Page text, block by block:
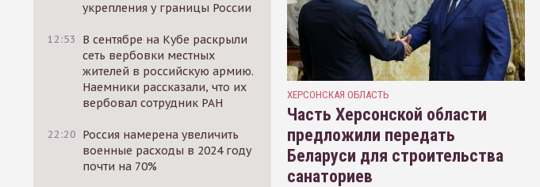
укрепления у границы России
12:53
В сентябре на Кубе раскрыли
сеть вербовки местных
жителей в российскую армию.
Наемники рассказали, что их
вербовал сотрудник РАН
22:20 Россия намерена увеличить
военные расходы в 2024 году
почти на 70%
ХЕРСОНСКАЯ ОБЛАСТЬ
Часть Херсонской области
предложили передать
Беларуси для строительства
санаториев